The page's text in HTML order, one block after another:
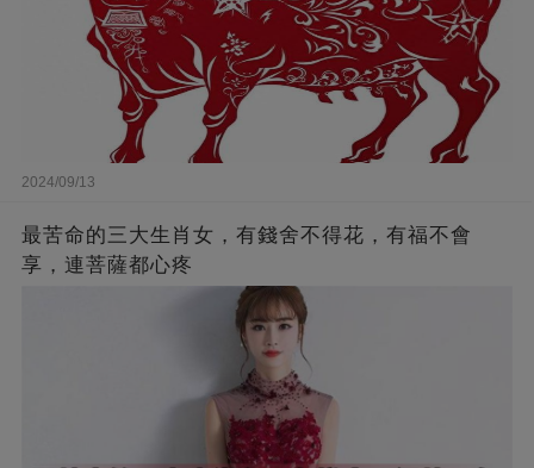
2024/09/13
最苦命的三大生肖女，有錢舍不得花，有福不會
享，連菩薩都心疼